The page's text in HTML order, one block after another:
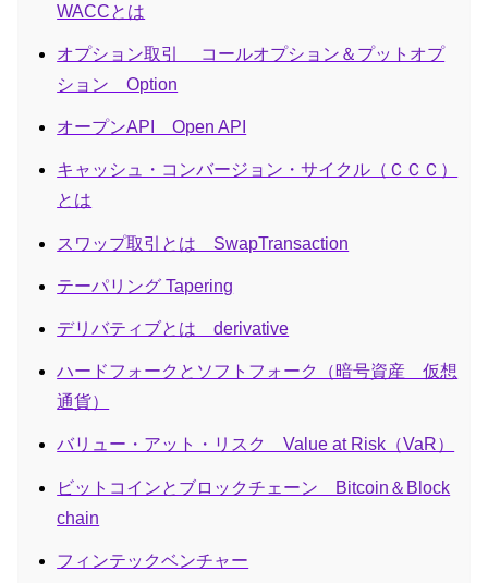
WACCとは
オプション取引 コールオプション＆プットオプ
ション Option
オープンAPI Open API
キャッシュ・コンバージョン・サイクル（ＣＣＣ）
とは
スワップ取引とは SwapTransaction
テーパリング Tapering
デリバティブとは derivative
ハードフォークとソフトフォーク（暗号資産 仮想
通貨）
バリュー・アット・リスク Value at Risk（VaR）
ビットコインとブロックチェーン Bitcoin＆Block
chain
フィンテックベンチャー